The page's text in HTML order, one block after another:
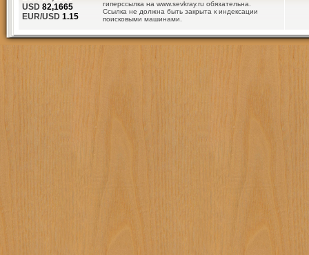
гиперссылка на www.sevkray.ru обязательна.
Ссылка не должна быть закрыта к индексации
поисковыми машинами.
USD 82,1665
EUR/USD 1.15